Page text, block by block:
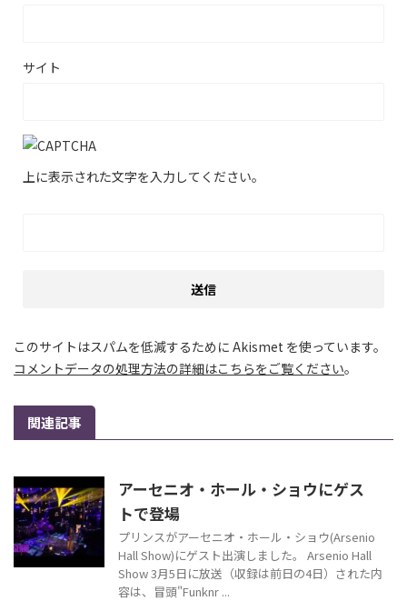
サイト
上に表示された文字を入力してください。
このサイトはスパムを低減するために Akismet を使っています。
コメントデータの処理方法の詳細はこちらをご覧ください。
関連記事
アーセニオ・ホール・ショウにゲス
トで登場
プリンスがアーセニオ・ホール・ショウ(Arsenio
Hall Show)にゲスト出演しました。 Arsenio Hall
Show 3月5日に放送（収録は前日の4日）された内
容は、冒頭"Funknr ...